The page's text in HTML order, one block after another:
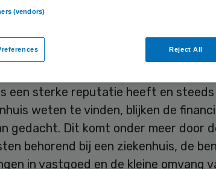
tot een poliklinisch centrum. Dit is
voor de korte termijn.
een sterke reputatie heeft en
weten te vinden, blijken de
gedacht. Dit komt onder meer door
behorend bij een ziekenhuis, de
in vastgoed en de kleine omvang
(vendors)
Reject All